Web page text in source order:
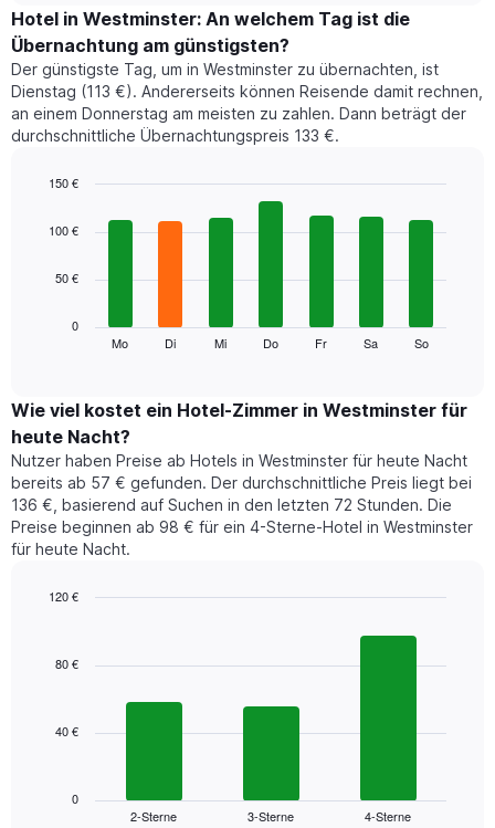
den
durchschnittlichen
Zimmerpreis
im
jeweiligen
Monat
an.
Diagramm
die
Monate
hat
1
Y-
Achse,
die
den
durchschnittlichen
Zimmerpreis
Hotel in Westminster: An welchem Tag ist die
Übernachtung am günstigsten?
Der günstigste Tag, um in Westminster zu übernachten, ist
Dienstag (113 €). Andererseits können Reisende damit rechnen,
an einem Donnerstag am meisten zu zahlen. Dann beträgt der
durchschnittliche Übernachtungspreis 133 €.
chart
bars.
den
durchschnittlichen
Preis
eines
Zimmers
für
den
jeweiligen
Das
die
Mo Di Mi Do Fr Sa So
0
50 €
100 €
150 €
Wie viel kostet ein Hotel-Zimmer in Westminster für
heute Nacht?
Nutzer haben Preise ab Hotels in Westminster für heute Nacht
bereits ab 57 € gefunden. Der durchschnittliche Preis liegt bei
136 €, basierend auf Suchen in den letzten 72 Stunden. Die
Preise beginnen ab 98 € für ein 4-Sterne-Hotel in Westminster
für heute Nacht.
with
Das
zeigt
2-Sterne 3-Sterne 4-Sterne
0
40 €
80 €
120 €